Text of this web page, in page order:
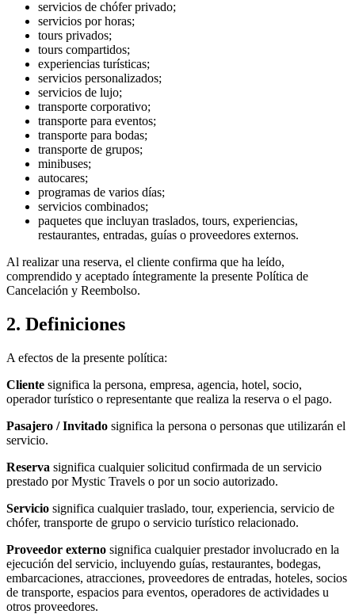
servicios de chófer privado;
servicios por horas;
tours privados;
tours compartidos;
experiencias turísticas;
servicios personalizados;
servicios de lujo;
transporte corporativo;
transporte para eventos;
transporte para bodas;
transporte de grupos;
minibuses;
autocares;
programas de varios días;
servicios combinados;
paquetes que incluyan traslados, tours, experiencias,
restaurantes, entradas, guías o proveedores externos.
Al realizar una reserva, el cliente confirma que ha leído,
comprendido y aceptado íntegramente la presente Política de
Cancelación y Reembolso.
2. Definiciones
A efectos de la presente política:
Cliente significa la persona, empresa, agencia, hotel, socio,
operador turístico o representante que realiza la reserva o el pago.
Pasajero / Invitado significa la persona o personas que utilizarán el
servicio.
Reserva significa cualquier solicitud confirmada de un servicio
prestado por Mystic Travels o por un socio autorizado.
Servicio significa cualquier traslado, tour, experiencia, servicio de
chófer, transporte de grupo o servicio turístico relacionado.
Proveedor externo significa cualquier prestador involucrado en la
ejecución del servicio, incluyendo guías, restaurantes, bodegas,
embarcaciones, atracciones, proveedores de entradas, hoteles, socios
de transporte, espacios para eventos, operadores de actividades u
otros proveedores.